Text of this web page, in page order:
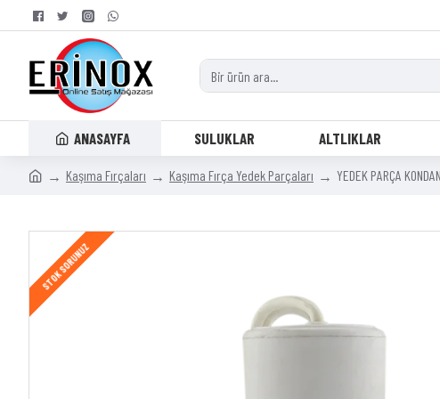
ANASAYFA SULUKLAR ALTLIKLAR
Kaşıma Fırçaları Kaşıma Fırça Yedek Parçaları YEDEK PARÇA
STOK SORUNUZ